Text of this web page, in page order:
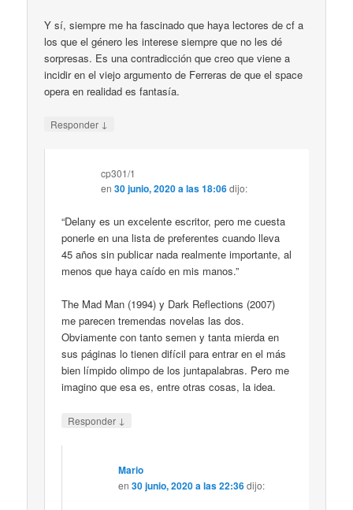
Y sí, siempre me ha fascinado que haya lectores de cf a
los que el género les interese siempre que no les dé
sorpresas. Es una contradicción que creo que viene a
incidir en el viejo argumento de Ferreras de que el space
opera en realidad es fantasía.
Responder ↓
cp301/1
en30 junio, 2020 a las 18:06dijo:
“Delany es un excelente escritor, pero me cuesta
ponerle en una lista de preferentes cuando lleva
45 años sin publicar nada realmente importante, al
menos que haya caído en mis manos.”
The Mad Man (1994) y Dark Reflections (2007)
me parecen tremendas novelas las dos.
Obviamente con tanto semen y tanta mierda en
sus páginas lo tienen difícil para entrar en el más
bien límpido olimpo de los juntapalabras. Pero me
imagino que esa es, entre otras cosas, la idea.
Responder ↓
Mario
en30 junio, 2020 a las 22:36 dijo: